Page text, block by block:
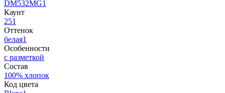
DM532MG1
Каунт
251
Оттенок
белая1
Особенности
с разметкой
Состав
100% хлопок
Код цвета